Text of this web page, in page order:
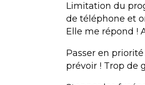
Limitation du
de téléphone et
Elle me répond !
Passer en
prévoir ! Trop de